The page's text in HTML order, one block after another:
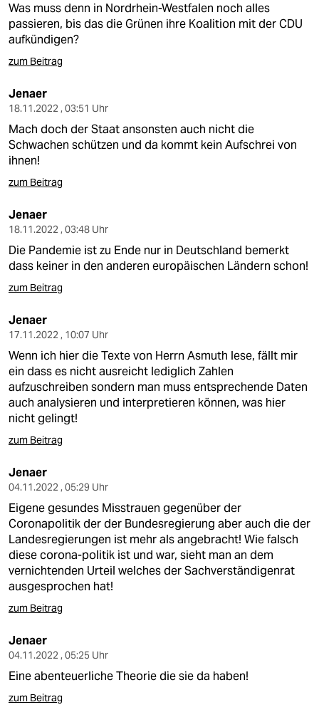
Was muss denn in Nordrhein-Westfalen noch alles
passieren, bis das die Grünen ihre Koalition mit der CDU
aufkündigen?
zum Beitrag
Jenaer
18.11.2022 , 03:51 Uhr
Mach doch der Staat ansonsten auch nicht die
Schwachen schützen und da kommt kein Aufschrei von
ihnen!
zum Beitrag
Jenaer
18.11.2022 , 03:48 Uhr
Die Pandemie ist zu Ende nur in Deutschland bemerkt
dass keiner in den anderen europäischen Ländern schon!
zum Beitrag
Jenaer
17.11.2022 , 10:07 Uhr
Wenn ich hier die Texte von Herrn Asmuth lese, fällt mir
ein dass es nicht ausreicht lediglich Zahlen
aufzuschreiben sondern man muss entsprechende Daten
auch analysieren und interpretieren können, was hier
nicht gelingt!
zum Beitrag
Jenaer
04.11.2022 , 05:29 Uhr
Eigene gesundes Misstrauen gegenüber der
Coronapolitik der der Bundesregierung aber auch die der
Landesregierungen ist mehr als angebracht! Wie falsch
diese corona-politik ist und war, sieht man an dem
vernichtenden Urteil welches der Sachverständigenrat
ausgesprochen hat!
zum Beitrag
Jenaer
04.11.2022 , 05:25 Uhr
Eine abenteuerliche Theorie die sie da haben!
zum Beitrag